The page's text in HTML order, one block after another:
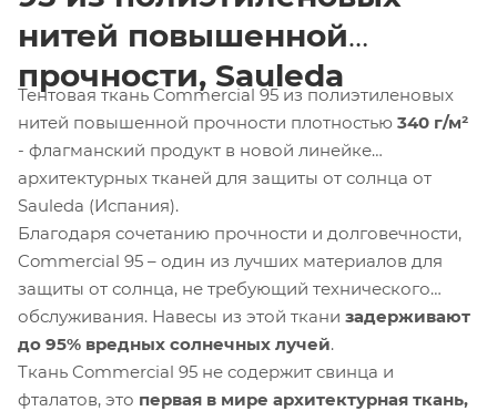
нитей повышенной
прочности, Sauleda
Тентовая ткань Commercial 95 из полиэтиленовых
нитей повышенной прочности плотностью 340 г/м²
- флагманский продукт в новой линейке
архитектурных тканей для защиты от солнца от
Sauleda (Испания).
Благодаря сочетанию прочности и долговечности,
Commercial 95 – один из лучших материалов для
защиты от солнца, не требующий технического
обслуживания. Навесы из этой ткани задерживают
до 95% вредных солнечных лучей.
Ткань Commercial 95 не содержит свинца и
фталатов, это первая в мире архитектурная ткань,